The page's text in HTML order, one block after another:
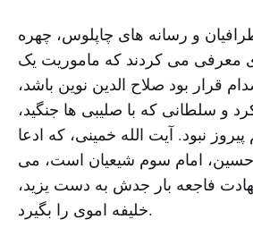
و رسانه های چاپلوس، چهره
معرفی می کردند که ماموریت یک
قرار بود صلاح الدین نوین باشد،
و سلطانی که با صلیبی ها جنگید،
نبود. آیت الله خمینی، که ادعا
حسین، امام سوم شیعیان است، می
فاجعه بار جدش به دست یزید،
خلیفه اموی را بگیرد.